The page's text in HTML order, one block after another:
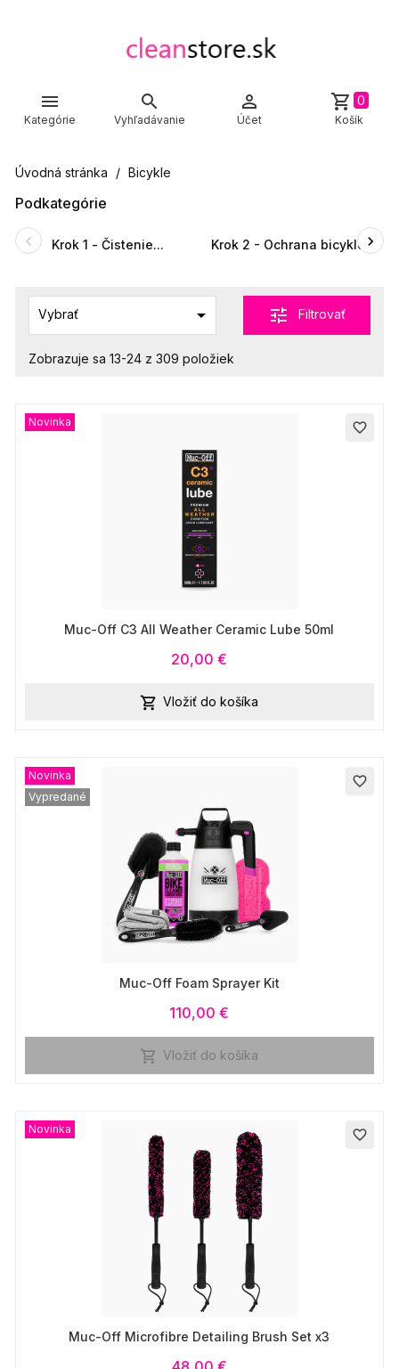

Kategórie

Vyhľadávanie

Účet
shopping_cart 0
Košík
Úvodná stránka Bicykle
Podkategórie
Krok 1 - Čistenie... Krok 2 - Ochrana bicyklov
Vybrať  tune Filtrovať
Zobrazuje sa 13-24 z 309 položiek
favorite_border
Novinka
Muc-Off C3 All Weather Ceramic Lube 50ml
20,00 €
 Vložiť do košíka
favorite_border
Novinka
Vypredané
Muc-Off Foam Sprayer Kit
110,00 €
 Vložiť do košíka
favorite_border
Novinka
Muc-Off Microfibre Detailing Brush Set x3